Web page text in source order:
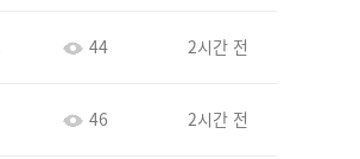
44 2시간 전
46 2시간 전